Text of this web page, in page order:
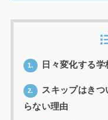
1. 日々変化する学
2.
スキップはき
らない理由